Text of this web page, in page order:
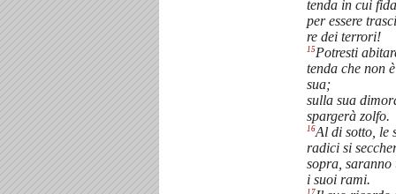
tenda in cui
per essere
re dei terrori!
15Potresti
tenda che non
sua;
sulla sua
spargerà zolfo.
16Al di sotto, le
radici si
sopra,
i suoi rami.